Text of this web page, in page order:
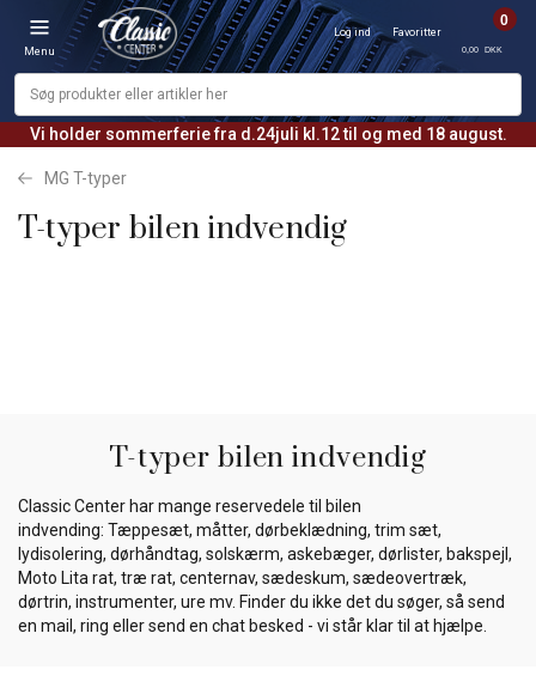
Vi holder sommerferie fra d.24juli kl.12 til og med 18 august.
Menu
Log ind Favoritter
0
0,00 DKK
MG T-typer
T-typer bilen indvendig
T-typer bilen indvendig
Classic Center har mange reservedele til bilen
indvending: Tæppesæt, måtter, dørbeklædning, trim sæt,
lydisolering, dørhåndtag, solskærm, askebæger, dørlister, bakspejl,
Moto Lita rat, træ rat, centernav, sædeskum, sædeovertræk,
dørtrin, instrumenter, ure mv. Finder du ikke det du søger, så send
en mail, ring eller send en chat besked - vi står klar til at hjælpe.